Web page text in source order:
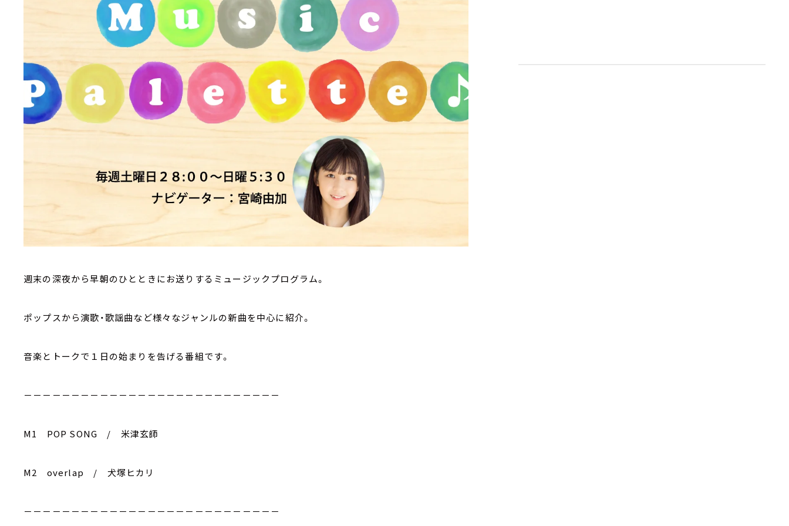
週末の深夜から早朝のひとときにお送りするミュージックプログラム。
ポップスから演歌・歌謡曲など様々なジャンルの新曲を中心に紹介。
音楽とトークで１日の始まりを告げる番組です。
－－－－－－－－－－－－－－－－－－－－－－－－－－－
M1 POP SONG / 米津玄師
M2 overlap / 犬塚ヒカリ
－－－－－－－－－－－－－－－－－－－－－－－－－－－